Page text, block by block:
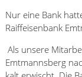
Nur eine Bank
Raiffeisenbank
Als unsere
Emtmannsberg